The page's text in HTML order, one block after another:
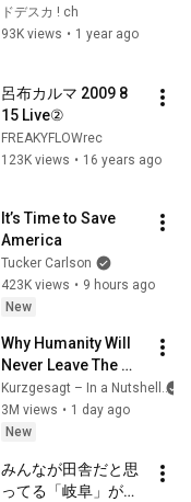
大垣市の“日本一カッ
チカチなみそせんべ
決！迷Qグルメ】＃
３３
ドデスカ ! ch
93K views • 1 year ago
呂布カルマ 2009 8
15 Live②
FREAKYFLOWrec
123K views • 16 years ago
It’s Time to Save
America
Tucker Carlson
423K views • 9 hours ago
New
Why Humanity Will
Never Leave The
Solar System
Kurzgesagt – In a Nutshell
3M views • 1 day ago
New
みんなが田舎だと思
ってる「岐阜」がビ